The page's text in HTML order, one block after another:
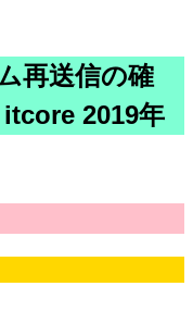
再送信の確
2019年